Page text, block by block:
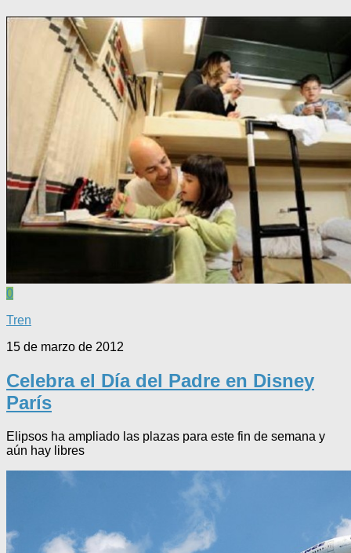
0
Tren
15 de marzo de 2012
Celebra el Día del Padre en Disney
París
Elipsos ha ampliado las plazas para este fin de semana y
aún hay libres